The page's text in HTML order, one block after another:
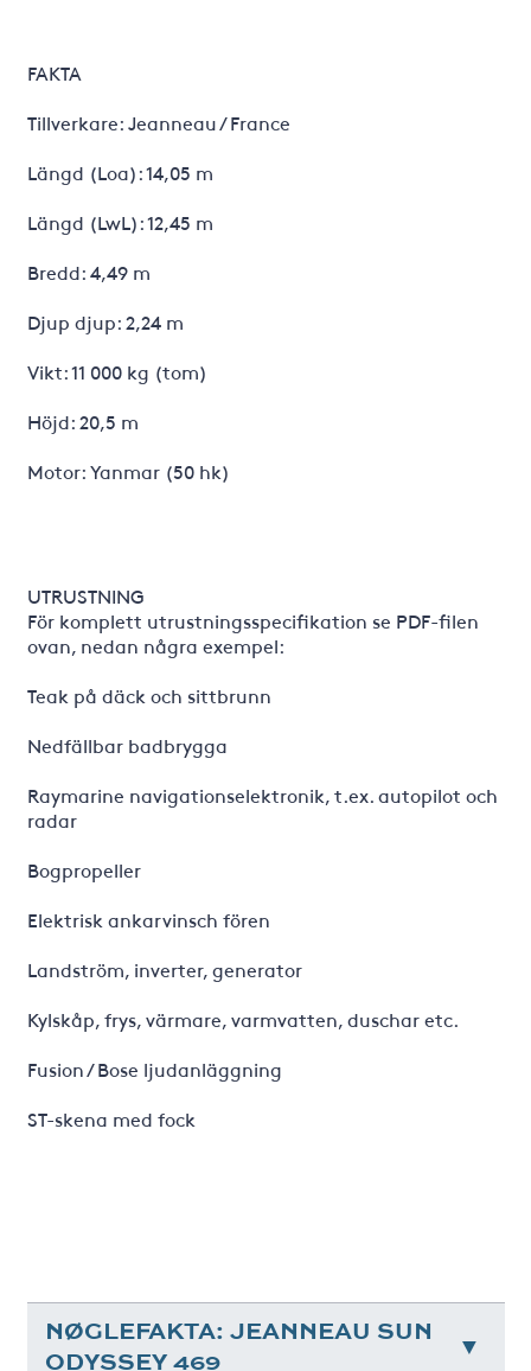
FAKTA
Tillverkare: Jeanneau / France
Längd (Loa): 14,05 m
Längd (LwL): 12,45 m
Bredd: 4,49 m
Djup djup: 2,24 m
Vikt: 11 000 kg (tom)
Höjd: 20,5 m
Motor: Yanmar (50 hk)
UTRUSTNING
För komplett utrustningsspecifikation se PDF-filen
ovan, nedan några exempel:
Teak på däck och sittbrunn
Nedfällbar badbrygga
Raymarine navigationselektronik, t.ex. autopilot och
radar
Bogpropeller
Elektrisk ankarvinsch fören
Landström, inverter, generator
Kylskåp, frys, värmare, varmvatten, duschar etc.
Fusion / Bose ljudanläggning
ST-skena med fock
NØGLEFAKTA: JEANNEAU SUN
ODYSSEY 469